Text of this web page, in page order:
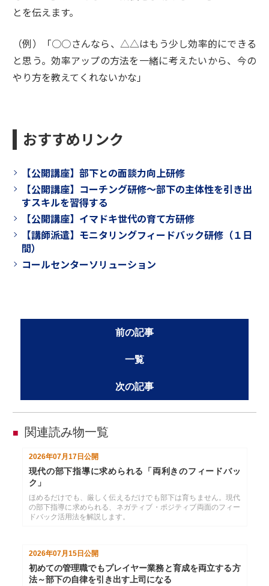
とを伝えます。
（例）「○○さんなら、△△はもう少し効率的にできる
と思う。効率アップの方法を一緒に考えたいから、今の
やり方を教えてくれないかな」
おすすめリンク
【公開講座】部下との面談力向上研修
【公開講座】コーチング研修～部下の主体性を引き出
すスキルを習得する
【公開講座】イマドキ世代の育て方研修
【講師派遣】モニタリングフィードバック研修（１日
間）
コールセンターソリューション
前の記事
一覧
次の記事
■ 関連読み物一覧
2026年07月17日 公開
現代の部下指導に求められる「両利きのフィードバッ
ク」
ほめるだけでも、厳しく伝えるだけでも部下は育ちません。現代
の部下指導に求められる、ネガティブ・ポジティブ両面のフィー
ドバック活用法を解説します。
2026年07月15日 公開
初めての管理職でもプレイヤー業務と育成を両立する方
法～部下の自律を引き出す上司になる